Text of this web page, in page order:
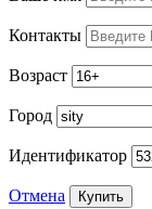
Контакты
Возраст
Город
Идентификатор
Отмена